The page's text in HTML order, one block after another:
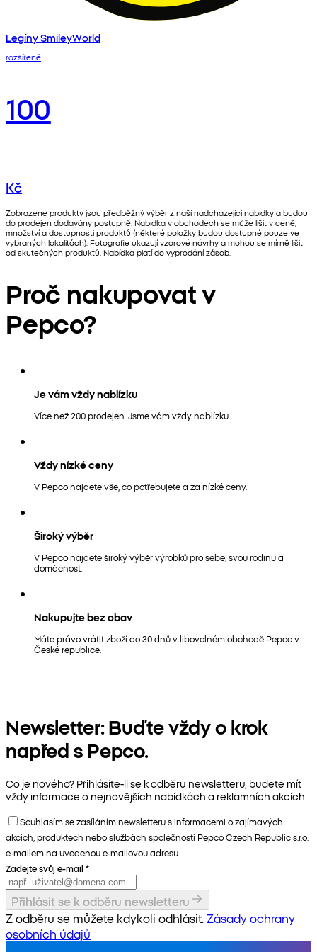
Legíny SmileyWorld
rozšířené
100
Kč
Zobrazené produkty jsou předběžný výběr z naší nadcházející nabídky a budou
do prodejen dodávány postupně. Nabídka v obchodech se může lišit v ceně,
množství a dostupnosti produktů (některé položky budou dostupné pouze ve
vybraných lokalitách). Fotografie ukazují vzorové návrhy a mohou se mírně lišit
od skutečných produktů. Nabídka platí do vyprodání zásob.
Proč nakupovat v
Pepco?
Je vám vždy nablízku
Více než 200 prodejen. Jsme vám vždy nablízku.
Vždy nízké ceny
V Pepco najdete vše, co potřebujete a za nízké ceny.
Široký výběr
V Pepco najdete široký výběr výrobků pro sebe, svou rodinu a
domácnost.
Nakupujte bez obav
Máte právo vrátit zboží do 30 dnů v libovolném obchodě Pepco v
České republice.
Newsletter: Buďte vždy o krok
napřed s Pepco.
Co je nového? Přihlásíte-li se k odběru newsletteru, budete mít
vždy informace o nejnovějších nabídkách a reklamních akcích.
Souhlasím se zasíláním newsletteru s informacemi o zajímavých
akcích, produktech nebo službách společnosti Pepco Czech Republic s.r.o.
e-mailem na uvedenou e-mailovou adresu.
Zadejte svůj e-mail *
Přihlásit se k odběru newsletteru
Z odběru se můžete kdykoli odhlásit. Zásady ochrany
osobních údajů